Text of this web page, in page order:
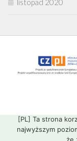
listopad 2020
[PL] Ta strona
najwyższym